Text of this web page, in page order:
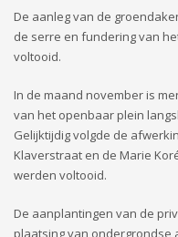
De aanleg van de
de serre en fundering van
voltooid.
In de maand november is
van het openbaar plein
Gelijktijdig volgde de
Klaverstraat en de Marie
werden voltooid.
De aanplantingen van de
plaatsing van ondergrondse